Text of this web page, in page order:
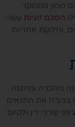
ממון מתמקד
הסכם זוגיות עשוי
וחלוקת אחריות
מהכרה ומהגנה
ברורה את התנאים
עורכי דין ולקיום